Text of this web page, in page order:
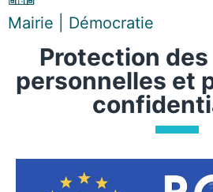
Mairie | Démocratie
Protection
personnelles et